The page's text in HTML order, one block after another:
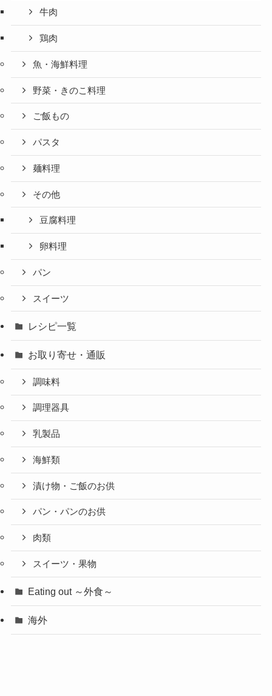
牛肉
鶏肉
魚・海鮮料理
野菜・きのこ料理
ご飯もの
パスタ
麺料理
その他
豆腐料理
卵料理
パン
スイーツ
レシピ一覧
お取り寄せ・通販
調味料
調理器具
乳製品
海鮮類
漬け物・ご飯のお供
パン・パンのお供
肉類
スイーツ・果物
Eating out ～外食～
海外